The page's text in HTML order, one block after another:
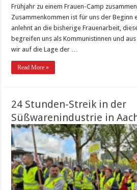
Frühjahr zu einem Frauen-Camp
Zusammenkommen ist für uns der Beginn
anlehnt an die bisherige Frauenarbeit,
begreifen uns als Kommunistinnen und
wir auf die Lage der …
Read More »
24 Stunden-Streik in der
Süßwarenindustrie in